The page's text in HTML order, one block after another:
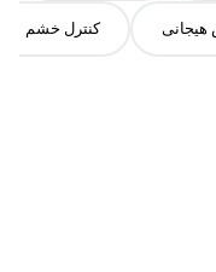
کنترل خشم